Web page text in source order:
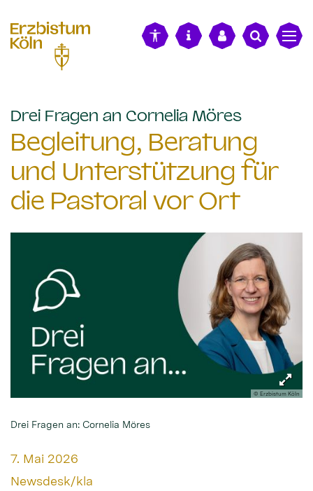
Drei Fragen an Cornelia Möres:
Begleitung, Beratung
und Unterstützung für
die Pastoral vor Ort
© Erzbistum Köln
Drei Fragen an: Cornelia Möres
Datum:
7. Mai 2026
Von:
Newsdesk/kla